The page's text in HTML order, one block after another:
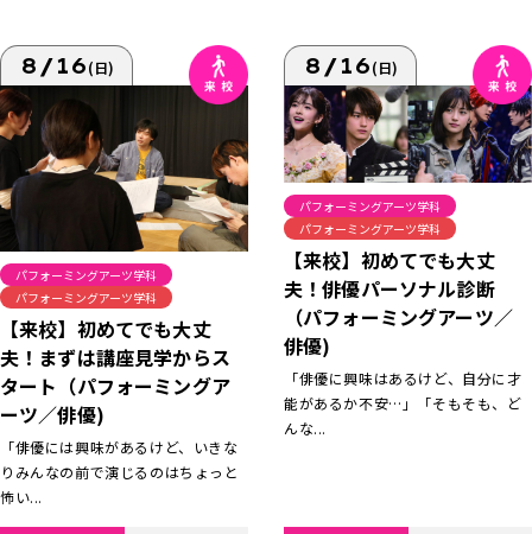
8/16(日)
パフォーミングアーツ学科
パフォーミングアーツ学科
【来校】初めてでも大丈
夫！まずは講座見学からス
タート（パフォーミングア
ーツ／俳優)
「俳優には興味があるけど、いきな
りみんなの前で演じるのはちょっと
怖い...
8/16(日)
パフォーミングアーツ学科
パフォーミングアーツ学科
【来校】初めてでも大丈
夫！俳優パーソナル診断
（パフォーミングアーツ／
俳優)
「俳優に興味はあるけど、自分に才
能があるか不安…」「そもそも、ど
んな...